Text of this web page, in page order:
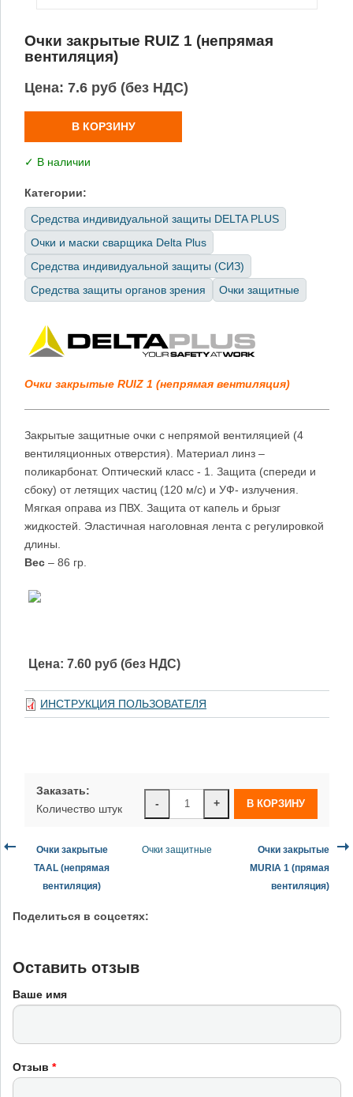
Очки закрытые RUIZ 1 (непрямая
вентиляция)
Цена: 7.6 руб (без НДС)
В КОРЗИНУ
✓ В наличии
Категории:
Средства индивидуальной защиты DELTA PLUS
Очки и маски сварщика Delta Plus
Средства индивидуальной защиты (СИЗ)
Средства защиты органов зрения
Очки защитные
Очки закрытые RUIZ 1 (непрямая вентиляция)
Закрытые защитные очки с непрямой вентиляцией (4
вентиляционных отверстия). Материал линз –
поликарбонат. Оптический класс - 1. Защита (спереди и
сбоку) от летящих частиц (120 м/с) и УФ- излучения.
Мягкая оправа из ПВХ. Защита от капель и брызг
жидкостей. Эластичная наголовная лента с регулировкой
длины.
Вес – 86 гр.
Цена: 7.60 руб (без НДС)
ИНСТРУКЦИЯ ПОЛЬЗОВАТЕЛЯ
- +
Заказать:
Количество штук
Очки закрытые
TAAL (непрямая
вентиляция)
Очки защитные
Очки закрытые
MURIA 1 (прямая
вентиляция)
Поделиться в соцсетях:
Оставить отзыв
Ваше имя
Отзыв *